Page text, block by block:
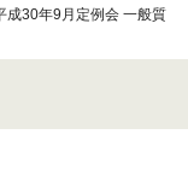
成30年9月定例会 一般質